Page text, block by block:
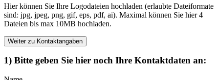
Hier können Sie Ihre Logodateien hochladen (erlaubte Dateiformate
sind: jpg, jpeg, png, gif, eps, pdf, ai). Maximal können Sie hier 4
Dateien bis max 10MB hochladen.
Weiter zu Kontaktangaben
1) Bitte geben Sie hier noch Ihre Kontaktdaten an: